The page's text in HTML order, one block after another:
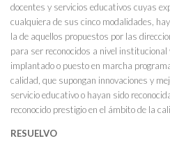
docentes y servicios educativos cuyas
cualquiera de sus cinco modalidades,
la de aquellos propuestos por las
para ser reconocidos a nivel institucional
implantado o puesto en marcha
calidad, que supongan innovaciones y
servicio educativo o hayan sido
reconocido prestigio en el ámbito de la
RESUELVO